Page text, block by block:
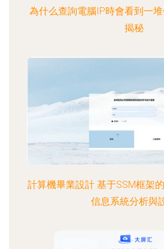
為什么查詢電腦IP時會看到一
揭秘
計算機畢業設計 基于SSM框架
信息系統分析與